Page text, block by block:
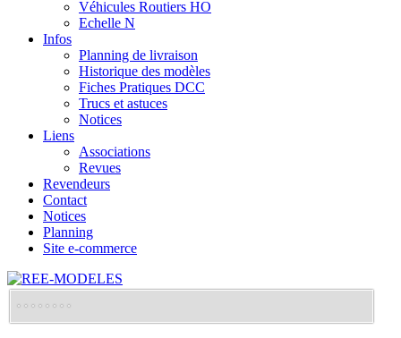
Véhicules Routiers HO
Echelle N
Infos
Planning de livraison
Historique des modèles
Fiches Pratiques DCC
Trucs et astuces
Notices
Liens
Associations
Revues
Revendeurs
Contact
Notices
Planning
Site e-commerce